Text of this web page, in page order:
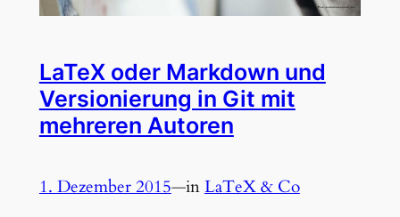
LaTeX oder Markdown und
Versionierung in Git mit
mehreren Autoren
1. Dezember 2015—inLaTeX & Co